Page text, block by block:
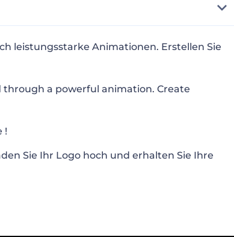
leistungsstarke Animationen. Erstellen Sie
through a powerful animation. Create
!
Sie Ihr Logo hoch und erhalten Sie Ihre